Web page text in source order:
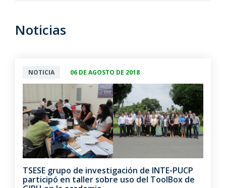
Noticias
NOTICIA 06 DE AGOSTO DE 2018
TSESE grupo de investigación de INTE-PUCP
participó en taller sobre uso del ToolBox de